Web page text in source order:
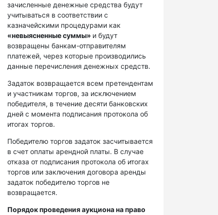
зачисленные денежные средства будут
учитываться в соответствии с
казначейскими процедурами как
«невыясненные суммы» и будут
возвращены банкам-отправителям
платежей, через которые производились
данные перечисления денежных средств.
Задаток возвращается всем претендентам
и участникам торгов, за исключением
победителя, в течение десяти банковских
дней с момента подписания протокола об
итогах торгов.
Победителю торгов задаток засчитывается
в счет оплаты арендной платы. В случае
отказа от подписания протокола об итогах
торгов или заключения договора аренды
задаток победителю торгов не
возвращается.
Порядок проведения аукциона на право